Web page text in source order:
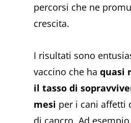
percorsi che ne
crescita.
I risultati sono
vaccino che haquasi
il tasso di
mesi per i cani affetti
di cancro. Ad